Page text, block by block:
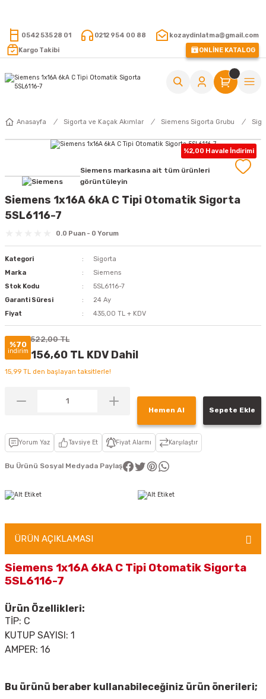
0542 535 28 01 0212 954 00 88
kozaydinlatma@gmail.com
Kargo Takibi
ONLİNE KATALOG
Anasayfa Sigorta ve Kaçak Akımlar Siemens Sigorta Grubu
%2,00 Havale İndirimi
Siemens markasına ait tüm ürünleri
görüntüleyin
Siemens 1x16A 6kA C Tipi Otomatik Sigorta
5SL6116-7
0.0 Puan - 0 Yorum
Kategori
Sigorta
Marka
Siemens
Stok Kodu
5SL6116-7
Garanti Süresi
24 Ay
Fiyat
435,00 TL + KDV
%70
indirim
522,00 TL
156,60 TL KDV Dahil
15,99 TL den başlayan taksitlerle!
Hemen Al Sepete Ekle
Yorum Yaz Tavsiye Et Fiyat Alarmı Karşılaştır
Bu Ürünü Sosyal Medyada Paylaş
ÜRÜN AÇIKLAMASI
Siemens 1x16A 6kA C Tipi Otomatik Sigorta
5SL6116-7
Ürün Özellikleri:
TİP: C
KUTUP SAYISI: 1
AMPER: 16
Bu ürünü beraber kullanabileceğiniz ürün önerileri;